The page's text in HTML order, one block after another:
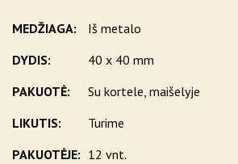
MEDŽIAGA:
Iš metalo
DYDIS:
40 x 40 mm
PAKUOTĖ:
Su kortele, maišelyje
LIKUTIS:
Turime
PAKUOTĖJE: 12 vnt.